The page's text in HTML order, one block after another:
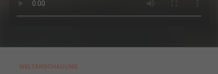
WELTANSCHAUUNG